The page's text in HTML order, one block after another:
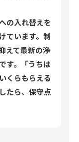
の入れ替えを
ています。制
えて最新の浄
す。「うちは
くらもらえる
たら、保守点